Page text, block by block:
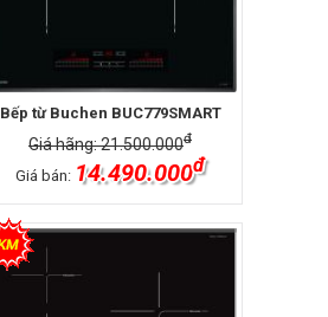
Bếp từ Buchen BUC779SMART
Giá hãng: 21.500.000đ
Giá bán: 14.490.000đ